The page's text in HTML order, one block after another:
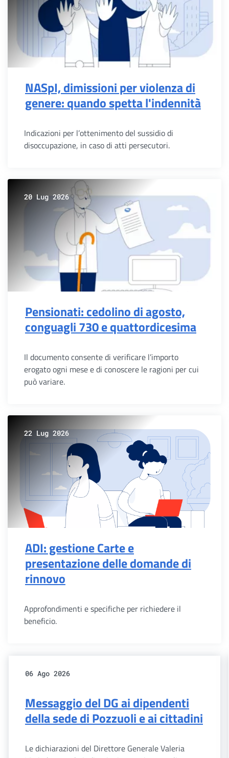
NASpI, dimissioni per violenza di
genere: quando spetta l'indennità
Indicazioni per l’ottenimento del sussidio di
disoccupazione, in caso di atti persecutori.
20 Lug 2026
Pensionati: cedolino di agosto,
conguagli 730 e quattordicesima
Il documento consente di verificare l’importo
erogato ogni mese e di conoscere le ragioni per cui
può variare.
22 Lug 2026
ADI: gestione Carte e
presentazione delle domande di
rinnovo
Approfondimenti e specifiche per richiedere il
beneficio.
06 Ago 2026
Messaggio del DG ai dipendenti
della sede di Pozzuoli e ai cittadini
Le dichiarazioni del Direttore Generale Valeria